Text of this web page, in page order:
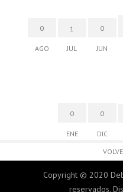
0
AGO
1
JUL
0
JUN
0
ENE
0
DIC
Copyright © 2020
reservados.